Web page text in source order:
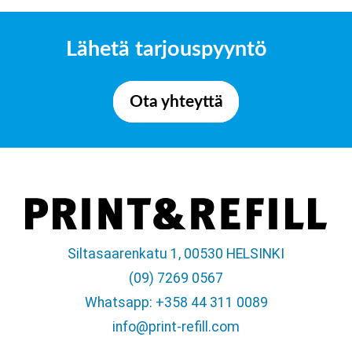
Lähetä tarjouspyyntö
Ota yhteyttä
Siltasaarenkatu 1, 00530 HELSINKI
(09) 7269 0567
Whatsapp: +358 44 311 0089
info@print-refill.com